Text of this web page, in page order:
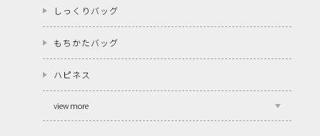
しっくりバッグ
もちかたバッグ
ハピネス
view more